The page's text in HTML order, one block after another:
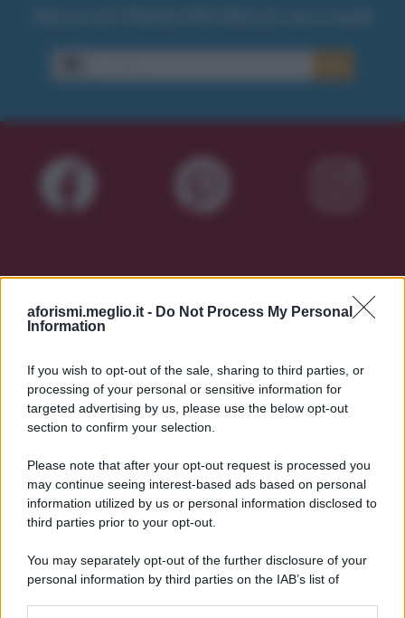
aforismi.meglio.it - Do Not Process My Personal
Information
If you wish to opt-out of the sale, sharing to third parties, or
processing of your personal or sensitive information for
targeted advertising by us, please use the below opt-out
section to confirm your selection.
Please note that after your opt-out request is processed you
may continue seeing interest-based ads based on personal
information utilized by us or personal information disclosed to
third parties prior to your opt-out.
You may separately opt-out of the further disclosure of your
personal information by third parties on the IAB’s list of
FRASI
Frasi celebri
Frasi da condividere
Poesie
Proverbi
Storie con morale